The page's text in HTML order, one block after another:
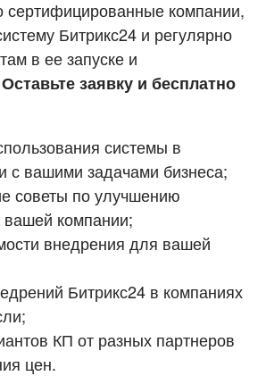
ВХОД
ВХОД
видеокейсы
компании,
Битрикс24 и регулярно
в ее запуске и
Оставьте заявку и бесплатно
системы в
с вашими задачами бизнеса;
советы по улучшению
вашей компании;
внедрения для вашей
Битрикс24 в компаниях
КП от разных партнеров
цен.